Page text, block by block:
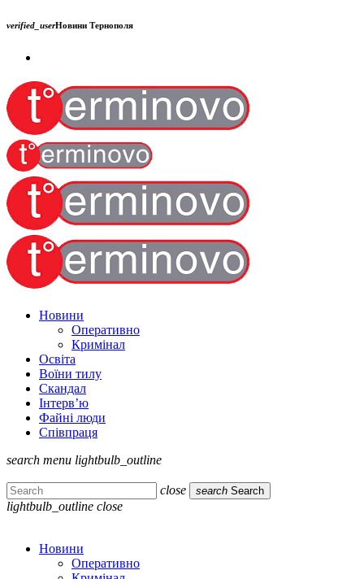
verified_userНовини Тернополя
Новини
Оперативно
Кримінал
Освіта
Воїни тилу
Скандал
Інтерв’ю
Файні люди
Співпраця
search menu lightbulb_outline
close search Search
lightbulb_outline close
Новини
Оперативно